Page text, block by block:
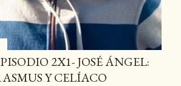
2X1- JOSÉ ÁNGEL:
Y CELÍACO